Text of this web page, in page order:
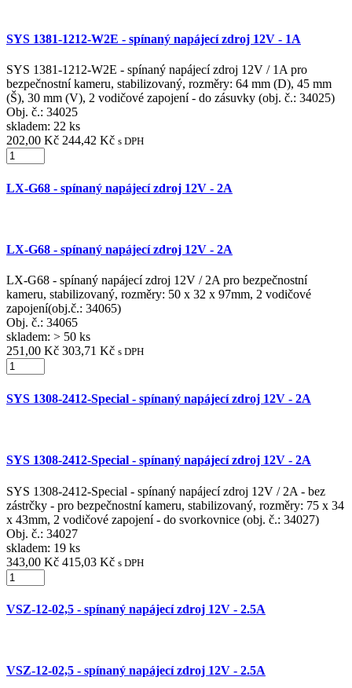
SYS 1381-1212-W2E - spínaný napájecí zdroj 12V - 1A
SYS 1381-1212-W2E - spínaný napájecí zdroj 12V / 1A pro
bezpečnostní kameru, stabilizovaný, rozměry: 64 mm (D), 45 mm
(Š), 30 mm (V), 2 vodičové zapojení - do zásuvky (obj. č.: 34025)
Obj. č.: 34025
skladem: 22 ks
202,00 Kč 244,42 Kč s DPH
LX-G68 - spínaný napájecí zdroj 12V - 2A
LX-G68 - spínaný napájecí zdroj 12V - 2A
LX-G68 - spínaný napájecí zdroj 12V / 2A pro bezpečnostní
kameru, stabilizovaný, rozměry: 50 x 32 x 97mm, 2 vodičové
zapojení(obj.č.: 34065)
Obj. č.: 34065
skladem: > 50 ks
251,00 Kč 303,71 Kč s DPH
SYS 1308-2412-Special - spínaný napájecí zdroj 12V - 2A
SYS 1308-2412-Special - spínaný napájecí zdroj 12V - 2A
SYS 1308-2412-Special - spínaný napájecí zdroj 12V / 2A - bez
zástrčky - pro bezpečnostní kameru, stabilizovaný, rozměry: 75 x 34
x 43mm, 2 vodičové zapojení - do svorkovnice (obj. č.: 34027)
Obj. č.: 34027
skladem: 19 ks
343,00 Kč 415,03 Kč s DPH
VSZ-12-02,5 - spínaný napájecí zdroj 12V - 2.5A
VSZ-12-02,5 - spínaný napájecí zdroj 12V - 2.5A